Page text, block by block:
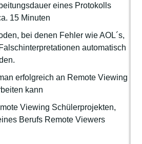
eines Protokolls
15 Minuten
bei denen Fehler wie AOL´s,
automatisch
erfolgreich an Remote Viewing
kann
Viewing Schülerprojekten,
Berufs Remote Viewers